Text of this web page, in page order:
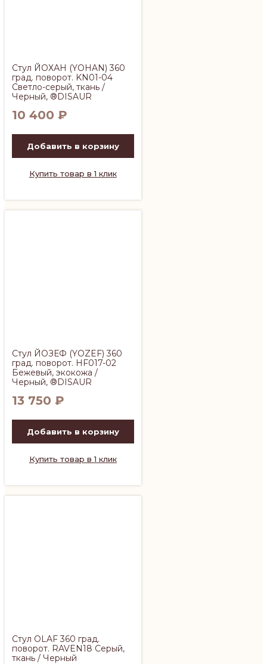
Стул ЙОХАН (YOHAN) 360
град. поворот. KN01-04
Светло-серый, ткань /
Черный, ®DISAUR
10 400 ₽
Добавить в корзину
Купить товар в 1 клик
Стул ЙОЗЕФ (YOZEF) 360
град. поворот. HF017-02
Бежевый, экокожа /
Черный, ®DISAUR
13 750 ₽
Добавить в корзину
Купить товар в 1 клик
Стул OLAF 360 град.
поворот. RAVEN18 Серый,
ткань / Черный